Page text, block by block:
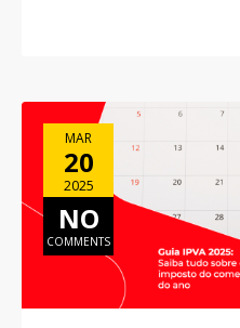
MAR
20
2025
NO
COMMENTS